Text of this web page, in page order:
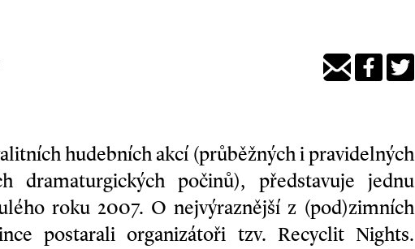
hudebních akcí (průběžných i pravidelných
dramaturgických počinů), představuje jednu
roku 2007. O nejvýraznější z (pod)zimních
postarali organizátoři tzv. Recyclit Nights.